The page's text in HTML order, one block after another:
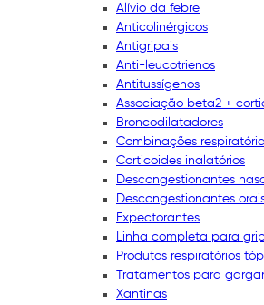
Alívio da febre
Anticolinérgicos
Antigripais
Anti-leucotrienos
Antitussígenos
Associação beta2 +
Broncodilatadores
Combinações
Corticoides inalatórios
Descongestionantes
Descongestionantes
Expectorantes
Linha completa para
Produtos respiratórios
Tratamentos para
Xantinas